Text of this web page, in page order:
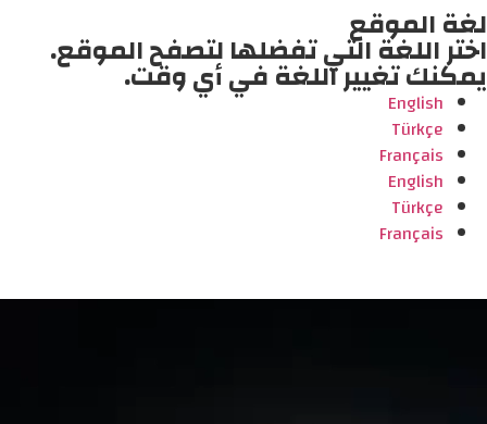
لغة الموقع
اختر اللغة التي تفضلها لتصفح الموقع.
يمكنك تغيير اللغة في أي وقت.
English
Türkçe
Français
English
Türkçe
Français